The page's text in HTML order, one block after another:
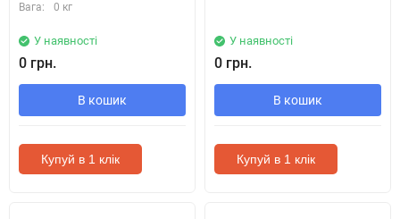
Вага: 0 кг
У наявності
0 грн.
В кошик
Купуй в 1 клік
У наявності
0 грн.
В кошик
Купуй в 1 клік